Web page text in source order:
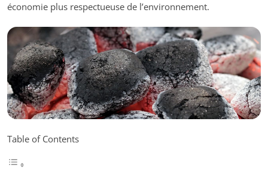
économie plus respectueuse de l’environnement.
Table of Contents